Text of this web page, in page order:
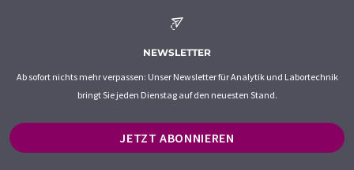
NEWSLETTER
Ab sofort nichts mehr verpassen: Unser Newsletter für Analytik und Labortechnik
bringt Sie jeden Dienstag auf den neuesten Stand.
JETZT ABONNIEREN